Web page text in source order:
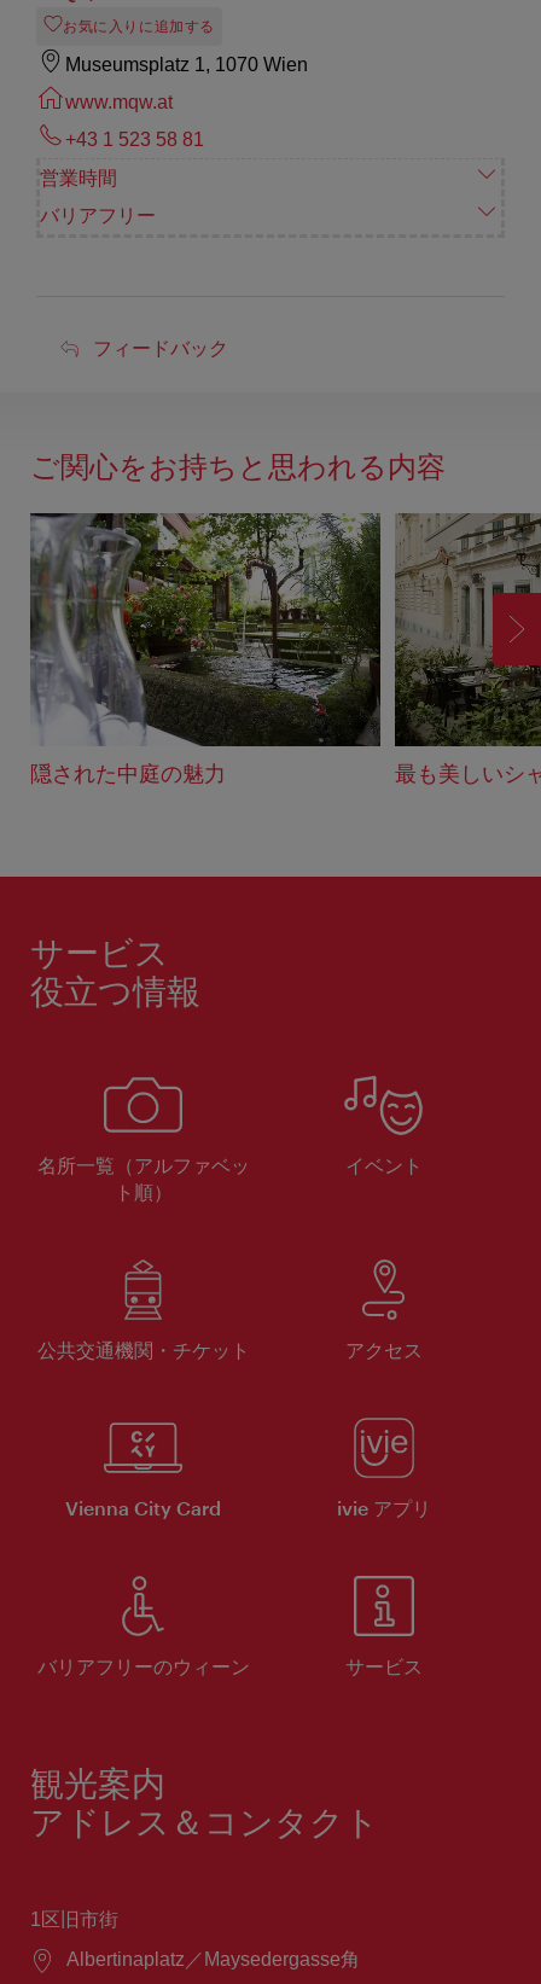
お気に入りに追加する
Museumsplatz 1, 1070 Wien
www.mqw.at
+43 1 523 58 81
営業時間
バリアフリー
フ
ド
ッ
ク
フィードバック
ご関心をお持ちと思われる内容
隠された中庭の魅力 最も美しいシ
進
む
サービス
役立つ情報
名所一覧（アルファベッ
ト順）
イベント
公共交通機関・チケット アクセス
Vienna City Card ivie アプリ
バリアフリーのウィーン サービス
観光案内
アドレス＆コンタクト
1区旧市街
場
Albertinaplatz／Maysedergasse角